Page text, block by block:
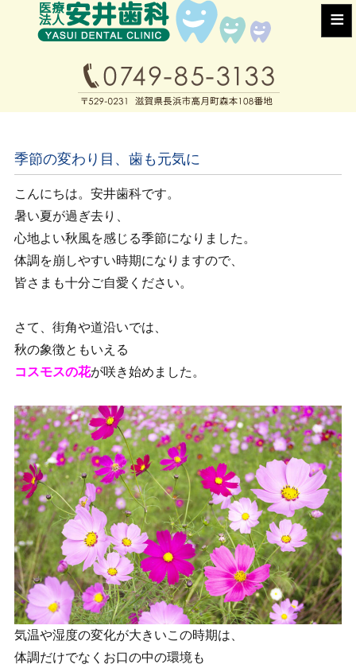
≡
季節の変わり目、歯も元気に
こんにちは。安井歯科です。
暑い夏が過ぎ去り、
心地よい秋風を感じる季節になりました。
体調を崩しやすい時期になりますので、
皆さまも十分ご自愛ください。
さて、街角や道沿いでは、
秋の象徴ともいえる
コスモスの花が咲き始めました。
気温や湿度の変化が大きいこの時期は、
体調だけでなくお口の中の環境も